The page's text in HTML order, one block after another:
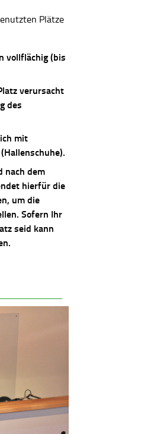
Plätze
vollflächig (bis
verursacht
des
mit
nach dem
hierfür die
um die
Sofern Ihr
seid kann